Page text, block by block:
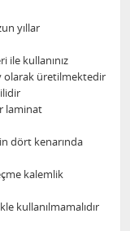
yıllar
ile kullanınız
olarak üretilmektedir
laminat
dört kenarında
kalemlik
kullanılmamalıdır